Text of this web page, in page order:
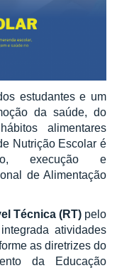
estudantes e um
da saúde, do
alimentares
Nutrição Escolar é
execução e
de Alimentação
Técnica (RT)pelo
atividades
as diretrizes do
da Educação